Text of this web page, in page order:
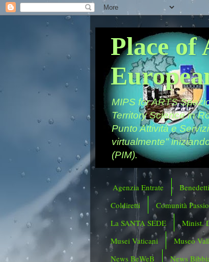
Place of
MIPS for ARTS
Territory Science in
Punto Attività e
virtualmente"
(PIM).
Agenzia Entrate
Coldiretti
Comunità
La SANTA SEDE
Minist.
Musei Vaticani
Museo
News BeWeB
News